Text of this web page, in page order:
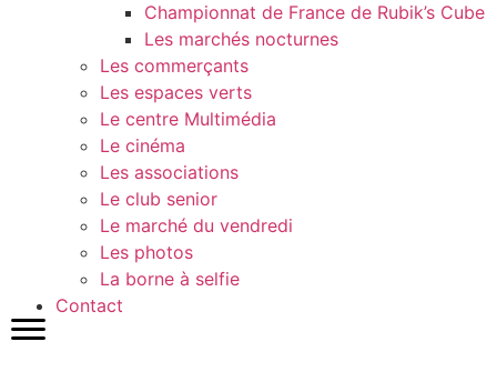
Championnat de France de Rubik’s Cube
Les marchés nocturnes
Les commerçants
Les espaces verts
Le centre Multimédia
Le cinéma
Les associations
Le club senior
Le marché du vendredi
Les photos
La borne à selfie
Contact